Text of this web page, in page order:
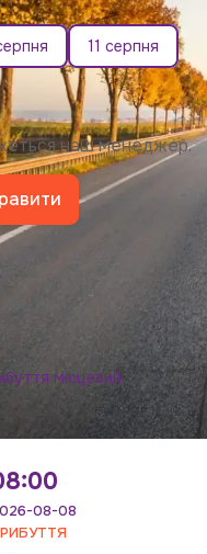
11 серпня
наш менеджер.
місцевий
08-08